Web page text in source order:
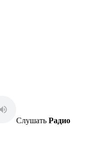
Слушать Радио